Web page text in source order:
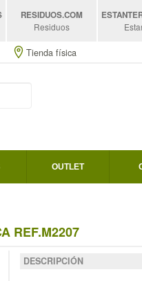
RESIDUOS.COM
Residuos
Tienda física
OUTLET
REF.M2207
DESCRIPCIÓN